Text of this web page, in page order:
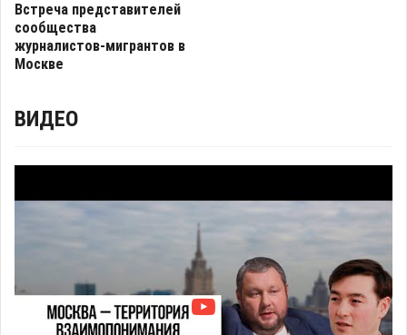
Встреча представителей
сообщества
журналистов-мигрантов в
Москве
ВИДЕО